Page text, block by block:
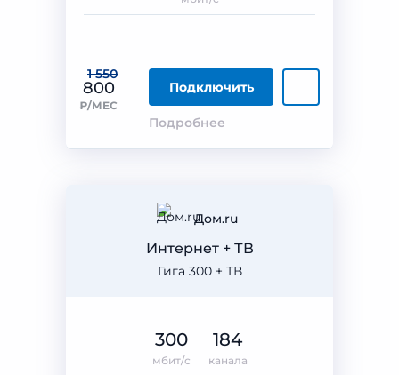
1 550
800
₽/МЕС
Подключить
Подробнее
Дом.ru
Гига 300 + ТВ
Интернет + ТВ
300
мбит/с
184
канала